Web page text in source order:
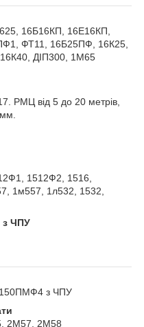
16Б16КП, 16Е16КП,
ФТ11, 16Б25ПФ, 16К25,
ДІП300, 1М65
РМЦ від 5 до 20 метрів,
1512Ф2, 1516,
1м557, 1л532, 1532,
з ЧПУ
з ЧПУ
2М57, 2М58